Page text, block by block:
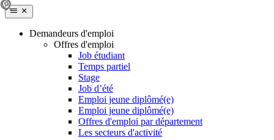
Demandeurs d'emploi
Offres d'emploi
Job étudiant
Temps partiel
Stage
Job d’été
Emploi jeune diplômé(e)
Emploi jeune diplômé(e)
Offres d'emploi par département
Les secteurs d'activité